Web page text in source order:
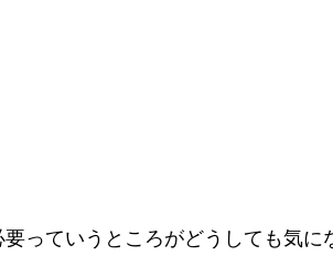
っていうところがどうしても気